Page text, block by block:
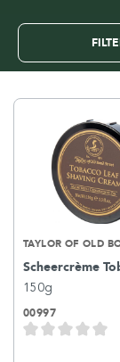
TAYLOR OF OLD
Scheercrème
150g
00997